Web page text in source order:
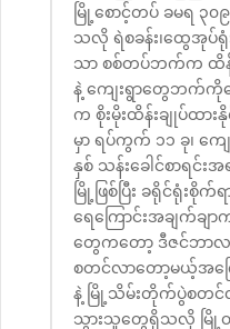
မြို့စောင့်တပ် ခမရ ၃၀
သလို ရဲစခန်း၊ထွေအုပ်
သာ စစ်တပ်ဘက်က ထိန်း
နဲ့ ကျေးရွာတွေဘက်ကို
က စိုးမိုးထိန်းချုပ်ထာ
မှာ ရပ်ကွက် ၁၁ ခု၊ ကျေး
နှစ် သန်းခေါင်စာရင်း
မြို့ဖြစ်ပြီး ခရိုင်ရုံးစို
ရေကြောင်းအချက်ချ
တွေကတော့ ဒီဇင်ဘာလ
စတင်လာတော့မယ့်အကြ
နဲ့ မြို့သိမ်းတိုက်ပွဲစတင်လာ
သွားသူတွေရှိသလို မြို့